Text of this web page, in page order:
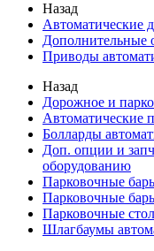
Назад
Автоматические
Дополнительные
Приводы
Назад
Дорожное и
Автоматические
Болларды
Доп. опции и
оборудованию
Парковочные
Парковочные
Парковочные
Шлагбаумы